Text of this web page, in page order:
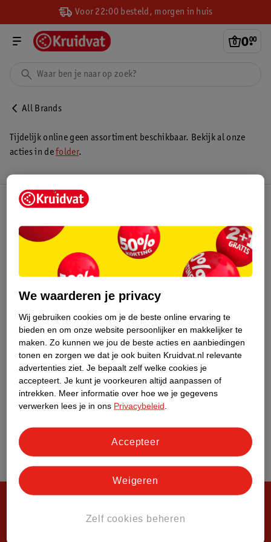
Voor 22:00 besteld, morgen in huis
0.
00
All Brands
Tijdelijk online geen assortiment beschikbaar. Bekijk al onze
acties in defolder.
Kruidvat Club
Over Kruidvat
We waarderen je privacy
Wij gebruiken cookies om je de beste online ervaring te
bieden en om onze website persoonlijker en makkelijker te
maken. Zo kunnen we jou de beste acties en aanbiedingen
tonen en zorgen we dat je ook buiten Kruidvat.nl relevante
advertenties ziet. Je bepaalt zelf welke cookies je
accepteert. Je kunt je voorkeuren altijd aanpassen of
intrekken.
Meer informatie over hoe we je gegevens
verwerken lees je in ons Privacybeleid
Zelf cookies beheren
Weigeren
Accepteer